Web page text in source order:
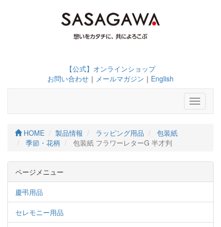
【公式】オンラインショップ
お問い合わせ ｜ メールマガジン ｜ English
Toggle
HOME 製品情報 ラッピング用品
包装紙
季節・花柄
包装紙 フラワーレターG 半才判
ページメニュー
慶弔用品
セレモニー用品